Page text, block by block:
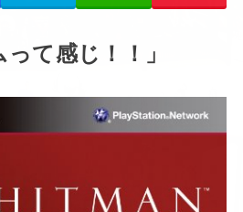
って感じ！！」